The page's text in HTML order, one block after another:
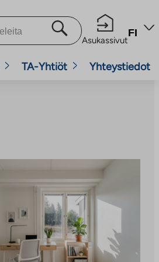
Asukassivut
FI
TA-Yhtiöt Yhteystiedot